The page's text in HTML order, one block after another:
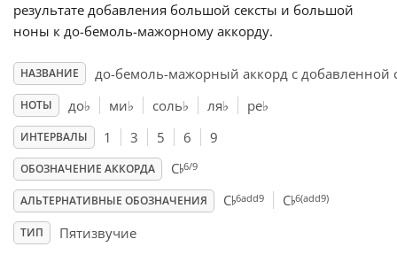
Dansk
Deutsch
Español
Français
результате добавления большой сексты и большой
ноны к до-бемоль-мажорному аккорду.
НАЗВАНИЕ до-бемоль-мажорный аккорд с добавленной
НОТЫ до♭ ми♭ соль♭ ля♭ ре♭
ИНТЕРВАЛЫ 1 3 5 6 9
ОБОЗНАЧЕНИЕ АККОРДА C♭6/9
АЛЬТЕРНАТИВНЫЕ ОБОЗНАЧЕНИЯ C♭6add9 C♭6(add9)
ТИП Пятизвучие